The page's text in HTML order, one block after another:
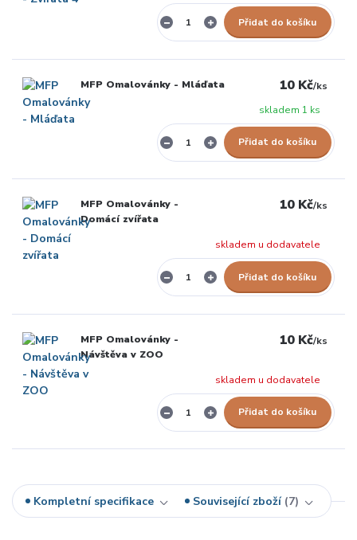
Přidat do košíku
MFP Omalovánky - Mláďata 10 Kč/ks
skladem 1 ks
Přidat do košíku
MFP Omalovánky -
Domácí zvířata
10 Kč/ks
skladem u dodavatele
Přidat do košíku
MFP Omalovánky -
Návštěva v ZOO
10 Kč/ks
skladem u dodavatele
Přidat do košíku
Kompletní specifikace Související zboží 7